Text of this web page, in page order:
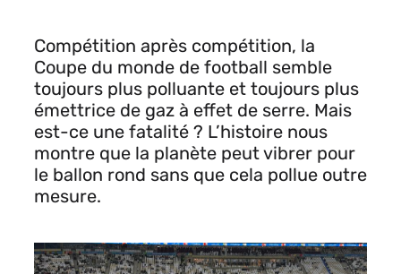
Compétition après compétition, la
Coupe du monde de football semble
toujours plus polluante et toujours plus
émettrice de gaz à effet de serre. Mais
est-ce une fatalité ? L’histoire nous
montre que la planète peut vibrer pour
le ballon rond sans que cela pollue outre
mesure.